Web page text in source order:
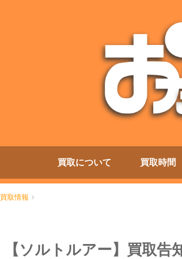
買取について 買取時間
買取情報
【ソルトルアー】買取告